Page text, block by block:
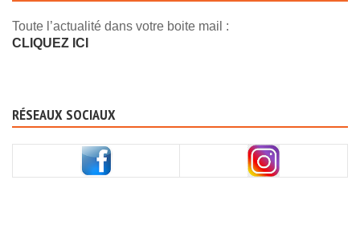
Toute l’actualité dans votre boite mail :
CLIQUEZ ICI
RÉSEAUX SOCIAUX